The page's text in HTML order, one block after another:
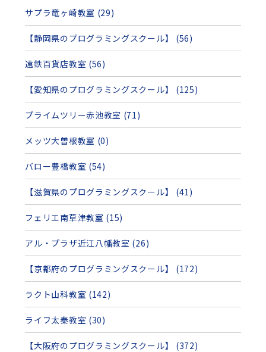
サプラ竜ヶ崎教室 (29)
【静岡県のプログラミングスクール】 (56)
遠鉄百貨店教室 (56)
【愛知県のプログラミングスクール】 (125)
プライムツリー赤池教室 (71)
メッツ大曽根教室 (0)
バロー豊橋教室 (54)
【滋賀県のプログラミングスクール】 (41)
フェリエ南草津教室 (15)
アル・プラザ近江八幡教室 (26)
【京都府のプログラミングスクール】 (172)
ラクト山科教室 (142)
ライフ太秦教室 (30)
【大阪府のプログラミングスクール】 (372)